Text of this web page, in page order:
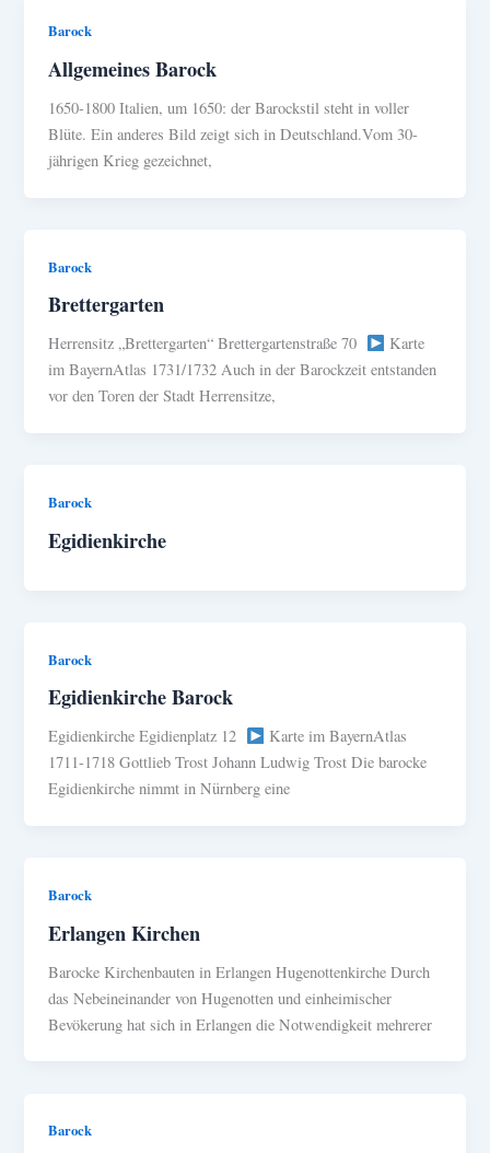
Barock
Allgemeines Barock
1650-1800 Italien, um 1650: der Barockstil steht in voller
Blüte. Ein anderes Bild zeigt sich in Deutschland.Vom 30-
jährigen Krieg gezeichnet,
Barock
Brettergarten
Herrensitz „Brettergarten“ Brettergartenstraße 70
Karte
im BayernAtlas 1731/1732 Auch in der Barockzeit entstanden
vor den Toren der Stadt Herrensitze,
Barock
Egidienkirche
Barock
Egidienkirche Barock
Egidienkirche Egidienplatz 12
Karte im BayernAtlas
1711-1718 Gottlieb Trost Johann Ludwig Trost Die barocke
Egidienkirche nimmt in Nürnberg eine
Barock
Erlangen Kirchen
Barocke Kirchenbauten in Erlangen Hugenottenkirche Durch
das Nebeineinander von Hugenotten und einheimischer
Bevökerung hat sich in Erlangen die Notwendigkeit mehrerer
Barock